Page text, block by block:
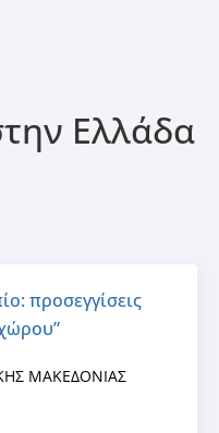
Ελλάδα
προσεγγίσεις
ΜΑΚΕΔΟΝΙΑΣ